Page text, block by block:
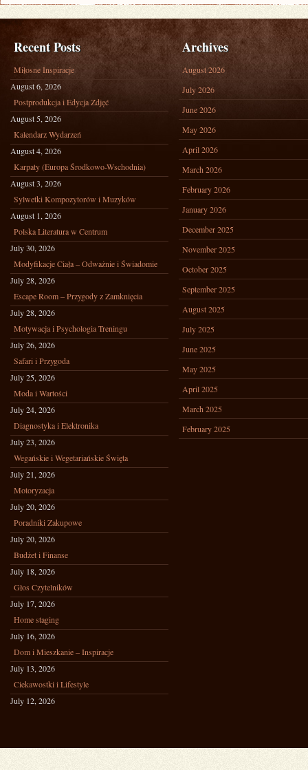
Recent Posts
Miłosne Inspiracje
August 6, 2026
Postprodukcja i Edycja Zdjęć
August 5, 2026
Kalendarz Wydarzeń
August 4, 2026
Karpaty (Europa Środkowo-Wschodnia)
August 3, 2026
Sylwetki Kompozytorów i Muzyków
August 1, 2026
Polska Literatura w Centrum
July 30, 2026
Modyfikacje Ciała – Odważnie i Świadomie
July 28, 2026
Escape Room – Przygody z Zamknięcia
July 28, 2026
Motywacja i Psychologia Treningu
July 26, 2026
Safari i Przygoda
July 25, 2026
Moda i Wartości
July 24, 2026
Diagnostyka i Elektronika
July 23, 2026
Wegańskie i Wegetariańskie Święta
July 21, 2026
Motoryzacja
July 20, 2026
Poradniki Zakupowe
July 20, 2026
Budżet i Finanse
July 18, 2026
Głos Czytelników
July 17, 2026
Home staging
July 16, 2026
Dom i Mieszkanie – Inspiracje
July 13, 2026
Ciekawostki i Lifestyle
July 12, 2026
Archives
August 2026
July 2026
June 2026
May 2026
April 2026
March 2026
February 2026
January 2026
December 2025
November 2025
October 2025
September 2025
August 2025
July 2025
June 2025
May 2025
April 2025
March 2025
February 2025